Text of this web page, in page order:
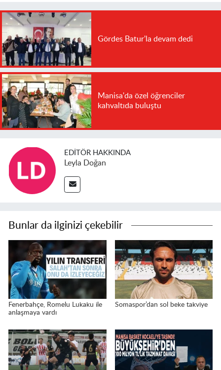
Gördes Batur'la devam dedi
Manisa'da özel öğrenciler
kahvaltıda buluştu
EDITÖR HAKKINDA
Leyla Doğan
Bunlar da ilginizi çekebilir
Fenerbahçe, Romelu Lukaku ile
anlaşmaya vardı
Somaspor’dan sol beke takviye